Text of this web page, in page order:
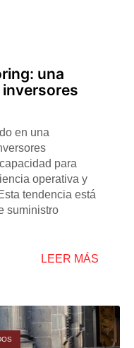
una
en una
para
operativa y
tendencia está
suministro
LEER MÁS